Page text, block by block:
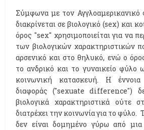
Σύμφωνα με τον Αγγλοαμερικανικό
διακρίνεται σε βιολογικό (sex) και
όρος ''sex'' χρησιμοποιείται για να
των βιολογικών χαρακτηριστικών
αρσενικό και στο θηλυκό, ενώ ο
το ανδρικό και το γυναικείο φύλο
κοινωνική κατασκευή. Η
διαφοράς (''sexuate difference'')
βιολογικά χαρακτηριστικά ούτε
διατρέχει την κοινωνία για το
δεν είναι δομημένο γύρω από μια